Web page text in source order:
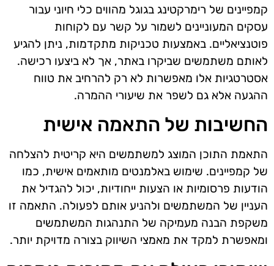
קמפיינים של רימרקטינג בגוגל מהווים כלי חיוני עבור
עסקים המעוניינים לשמור על קשר עם לקוחות
פוטנציאליים. באמצעות טכניקות מתקדמות, ניתן להגיע
לאותם משתמשים שביקרו באתר, אך לא ביצעו רכישה.
אסטרטגיות אלו מאפשרות לא רק להרחיב את טווח
ההגעה אלא גם לשפר את שיעורי ההמרה.
החשיבות של התאמה אישית
התאמת התוכן המוצג למשתמשים היא קריטית להצלחה
של קמפיינים. שימוש באלמנטים מותאמים אישית, כמו
הודעות פרסומיות או הצעות ייחודיות, יכול להגדיל את
העניין של המשתמשים ולהניע אותם לפעולה. התאמה זו
משקפת הבנה מעמיקה של התנהגות המשתמשים
ומאפשרת למקד את מאמצי השיווק בצורה מדויקת יותר.